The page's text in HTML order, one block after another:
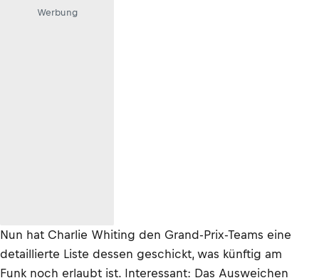
Werbung
Nun hat Charlie Whiting den Grand-Prix-Teams eine
detaillierte Liste dessen geschickt, was künftig am
Funk noch erlaubt ist. Interessant: Das Ausweichen